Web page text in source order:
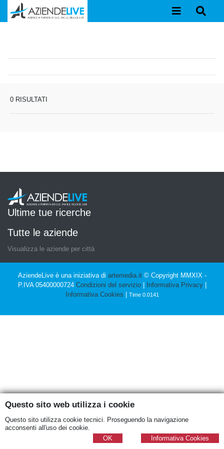
0 RISULTATI
Ultime tue ricerche
Tutte le aziende
Visualizza le aziende per città
AziendeLive è una iniziativa di artemedia.it© Copyright MMXIX -
P.IVA 05400000724 Condizioni del servizio| Informativa Privacy|
Informativa Cookies | Time 0.0141
Questo sito web utilizza i cookie
Questo sito utilizza cookie tecnici. Proseguendo la navigazione
acconsenti all'uso dei cookie.
Informativa Cookies
OK